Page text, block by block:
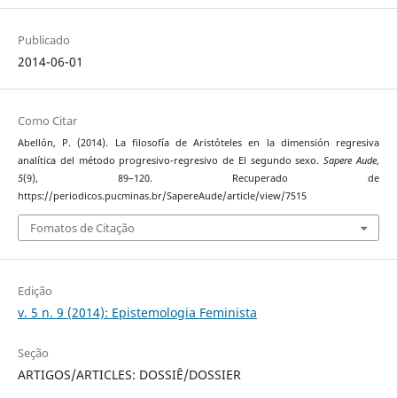
Publicado
2014-06-01
Como Citar
Abellón, P. (2014). La filosofía de Aristóteles en la dimensión regresiva
analítica del método progresivo-regresivo de El segundo sexo.Sapere Aude,
5(9), 89–120. Recuperado de
https://periodicos.pucminas.br/SapereAude/article/view/7515
Fomatos de Citação
Edição
v. 5 n. 9 (2014): Epistemologia Feminista
Seção
ARTIGOS/ARTICLES: DOSSIÊ/DOSSIER